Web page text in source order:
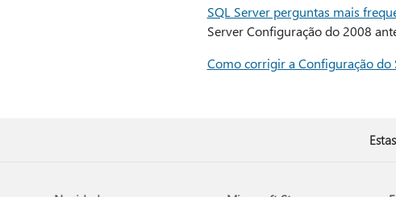
SQL Server perguntas mais
Server Configuração do 2008
Como corrigir a Configuração do